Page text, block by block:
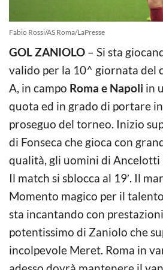
Fabio Rossi/AS Roma/LaPresse
GOL ZANIOLO – Si sta
valido per la 10^ giornata del
A, in campo Roma e Napoli in
quota ed in grado di portare
proseguo del torneo. Inizio
di Fonseca che gioca con
qualità, gli uomini di
Il match si sblocca al 19′. Il
Momento magico per il
sta incantando con
potentissimo di Zaniolo che
incolpevole Meret. Roma in